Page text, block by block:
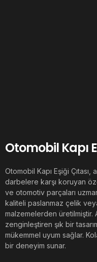
Otomobil Kapı
Otomobil Kapı Eşiği Çıtası,
darbelere karşı koruyan
ve otomotiv parçaları
kaliteli paslanmaz çelik
malzemelerden üretilmiştir.
zenginleştiren şık bir
mükemmel uyum sağlar.
bir deneyim sunar.